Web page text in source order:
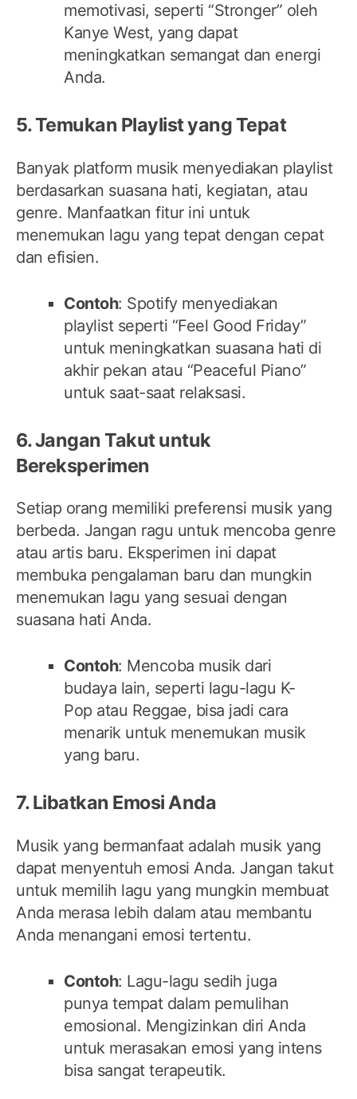
memotivasi, seperti “Stronger” oleh
Kanye West, yang dapat
meningkatkan semangat dan energi
Anda.
5. Temukan Playlist yang Tepat
Banyak platform musik menyediakan playlist
berdasarkan suasana hati, kegiatan, atau
genre. Manfaatkan fitur ini untuk
menemukan lagu yang tepat dengan cepat
dan efisien.
Contoh: Spotify menyediakan
playlist seperti “Feel Good Friday”
untuk meningkatkan suasana hati di
akhir pekan atau “Peaceful Piano”
untuk saat-saat relaksasi.
6. Jangan Takut untuk
Bereksperimen
Setiap orang memiliki preferensi musik yang
berbeda. Jangan ragu untuk mencoba genre
atau artis baru. Eksperimen ini dapat
membuka pengalaman baru dan mungkin
menemukan lagu yang sesuai dengan
suasana hati Anda.
Contoh: Mencoba musik dari
budaya lain, seperti lagu-lagu K-
Pop atau Reggae, bisa jadi cara
menarik untuk menemukan musik
yang baru.
7. Libatkan Emosi Anda
Musik yang bermanfaat adalah musik yang
dapat menyentuh emosi Anda. Jangan takut
untuk memilih lagu yang mungkin membuat
Anda merasa lebih dalam atau membantu
Anda menangani emosi tertentu.
Contoh: Lagu-lagu sedih juga
punya tempat dalam pemulihan
emosional. Mengizinkan diri Anda
untuk merasakan emosi yang intens
bisa sangat terapeutik.